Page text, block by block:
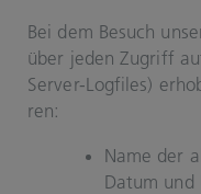
Bei dem Be­such
über jeden Zu­griff
Server-​Logfiles)
ren:
Name der
Datum und